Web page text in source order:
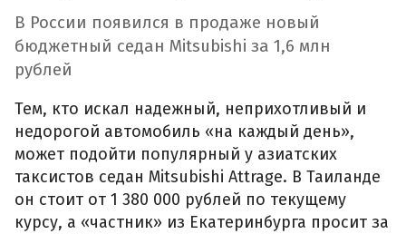
В России появился в продаже новый
бюджетный седан Mitsubishi за 1,6 млн
рублей
Тем, кто искал надежный, неприхотливый и
недорогой автомобиль «на каждый день»,
может подойти популярный у азиатских
таксистов седан Mitsubishi Attrage. В Таиланде
он стоит от 1 380 000 рублей по текущему
курсу, а «частник» из Екатеринбурга просит за